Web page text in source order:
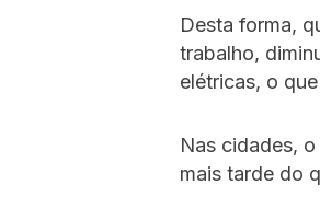
Desta forma,
trabalho,
elétricas, o
Nas cidades,
mais tarde do